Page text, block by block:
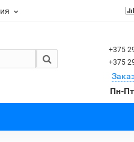
+375
+375
Пн-Пт